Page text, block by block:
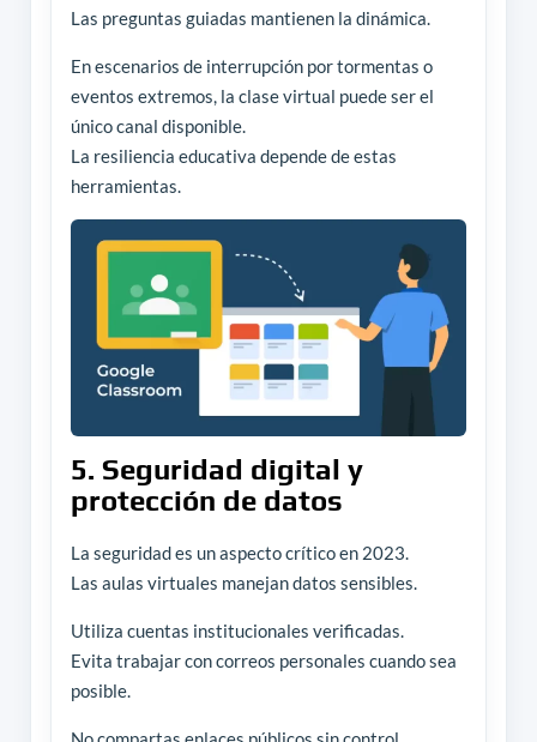
Las preguntas guiadas mantienen la dinámica.
En escenarios de interrupción por tormentas o
eventos extremos, la clase virtual puede ser el
único canal disponible.
La resiliencia educativa depende de estas
herramientas.
5. Seguridad digital y
protección de datos
La seguridad es un aspecto crítico en 2023.
Las aulas virtuales manejan datos sensibles.
Utiliza cuentas institucionales verificadas.
Evita trabajar con correos personales cuando sea
posible.